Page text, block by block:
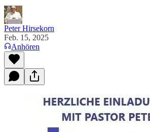
Peter Hirsekorn
Feb. 15, 2025
Anhören